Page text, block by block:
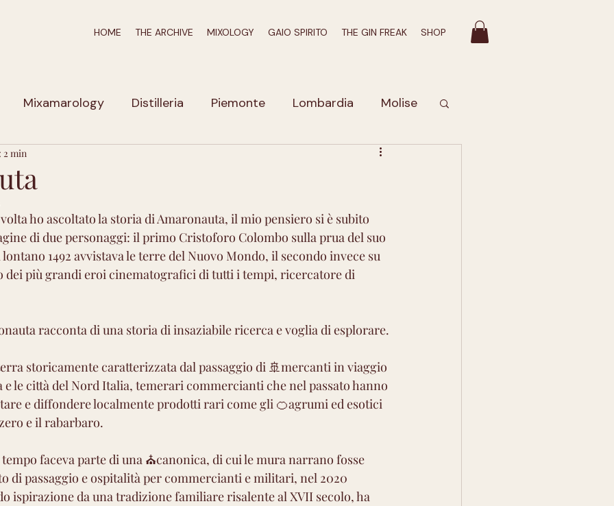
HOME THE ARCHIVE MIXOLOGY GAIO SPIRITO THE GIN FREAK SHOP
Mixamarology Distilleria Piemonte Lombardia Molise
Venezia Giulia Valle D'Aosta
Emilia Romagna Liguria Marche Abruzzo
Umbria Campania Erbe e Spezie Molto aromatico
Molto amaro Amarissimo
2 min
ho ascoltato la storia di Amaronauta, il mio pensiero si è subito
di due personaggi: il primo Cristoforo Colombo sulla prua del suo
1492 avvistava le terre del Nuovo Mondo, il secondo invece su
dei più grandi eroi cinematografici di tutti i tempi, ricercatore di
racconta di una storia di insaziabile ricerca e voglia di esplorare.
storicamente caratterizzata dal passaggio di 🚢mercanti in viaggio
le città del Nord Italia, temerari commercianti che nel passato hanno
e diffondere localmente prodotti rari come gli 🍊agrumi ed esotici
e il rabarbaro.
faceva parte di una ⛪canonica, di cui le mura narrano fosse
di passaggio e ospitalità per commercianti e militari, nel 2020
ispirazione da una tradizione familiare risalente al XVII secolo, ha